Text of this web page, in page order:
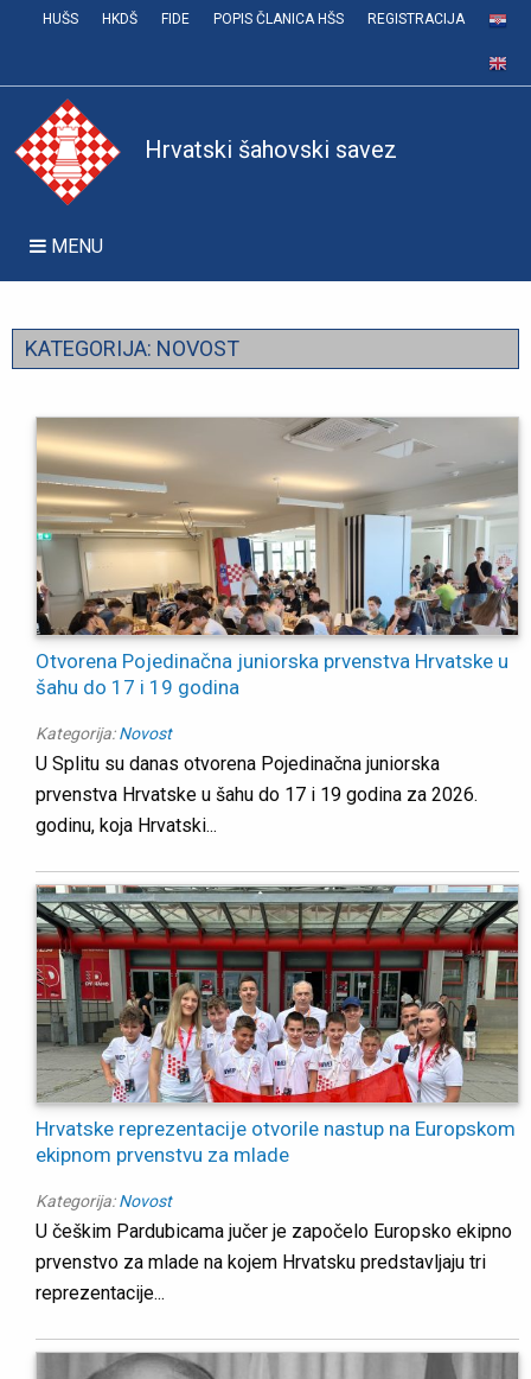
HUŠS HKDŠ FIDE POPIS ČLANICA HŠS REGISTRACIJA
Hrvatski šahovski savez
MENU
KATEGORIJA: NOVOST
Otvorena Pojedinačna juniorska prvenstva Hrvatske u
šahu do 17 i 19 godina
Kategorija:Novost
U Splitu su danas otvorena Pojedinačna juniorska
prvenstva Hrvatske u šahu do 17 i 19 godina za 2026.
godinu, koja Hrvatski...
Hrvatske reprezentacije otvorile nastup na Europskom
ekipnom prvenstvu za mlade
Kategorija:Novost
U češkim Pardubicama jučer je započelo Europsko ekipno
prvenstvo za mlade na kojem Hrvatsku predstavljaju tri
reprezentacije...